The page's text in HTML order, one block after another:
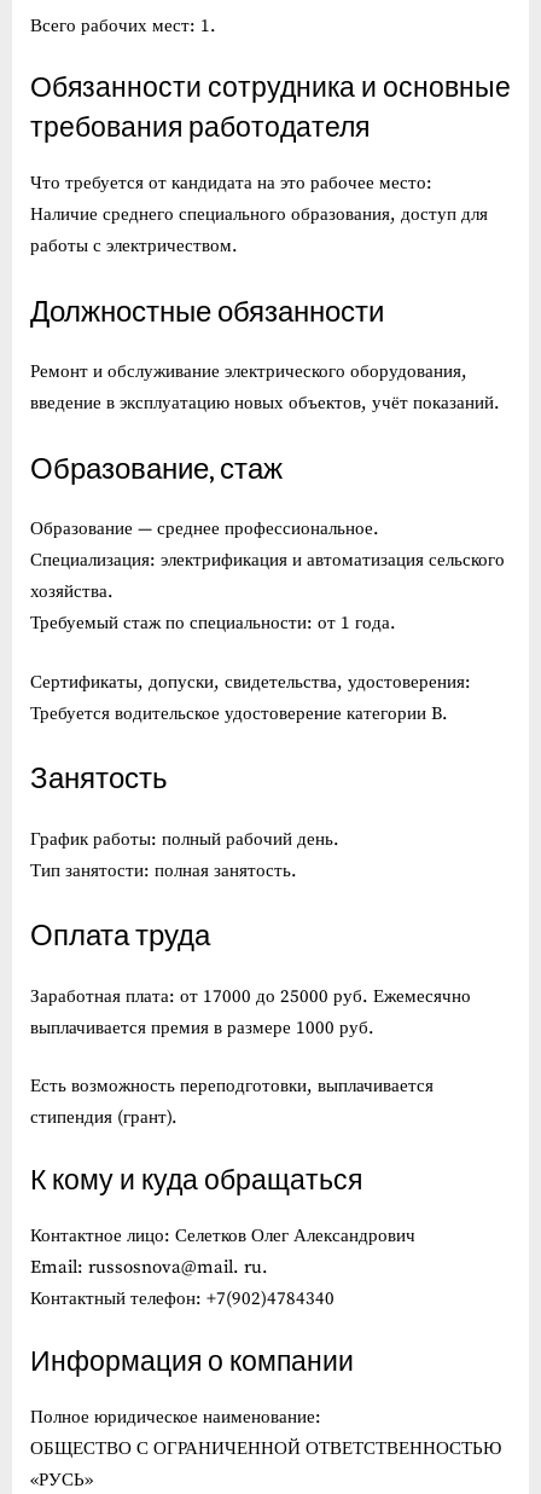
Всего рабочих мест: 1.
Обязанности сотрудника и основные
требования работодателя
Что требуется от кандидата на это рабочее место:
Наличие среднего специального образования, доступ для
работы с электричеством.
Должностные обязанности
Ремонт и обслуживание электрического оборудования,
введение в эксплуатацию новых объектов, учёт показаний.
Образование, стаж
Образование — среднее профессиональное.
Специализация: электрификация и автоматизация сельского
хозяйства.
Требуемый стаж по специальности: от 1 года.
Сертификаты, допуски, свидетельства, удостоверения:
Требуется водительское удостоверение категории B.
Занятость
График работы: полный рабочий день.
Тип занятости: полная занятость.
Оплата труда
Заработная плата: от 17000 до 25000 руб. Ежемесячно
выплачивается премия в размере 1000 руб.
Есть возможность переподготовки, выплачивается
стипендия (грант).
К кому и куда обращаться
Контактное лицо: Селетков Олег Александрович
Email: russosnova@mail. ru.
Контактный телефон: +7(902)4784340
Информация о компании
Полное юридическое наименование:
ОБЩЕСТВО С ОГРАНИЧЕННОЙ ОТВЕТСТВЕННОСТЬЮ
«РУСЬ»